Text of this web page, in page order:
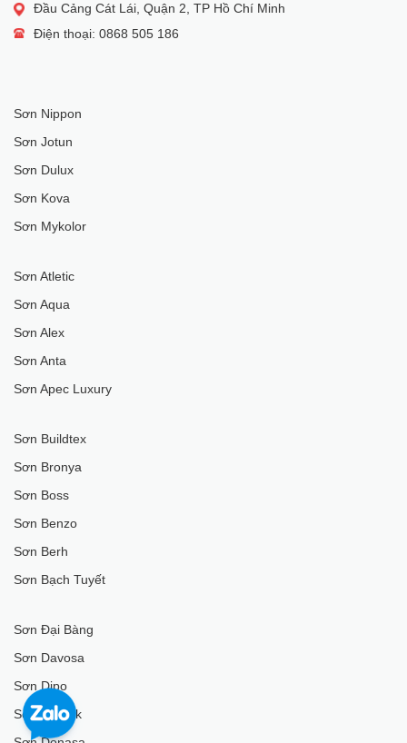
Đầu Cảng Cát Lái, Quận 2, TP Hồ Chí Minh
Điện thoại: 0868 505 186
Sơn Nippon
Sơn Jotun
Sơn Dulux
Sơn Kova
Sơn Mykolor
Sơn Atletic
Sơn Aqua
Sơn Alex
Sơn Anta
Sơn Apec Luxury
Sơn Buildtex
Sơn Bronya
Sơn Boss
Sơn Benzo
Sơn Berh
Sơn Bạch Tuyết
Sơn Đại Bàng
Sơn Davosa
Sơn Dipo
Sơn Domek